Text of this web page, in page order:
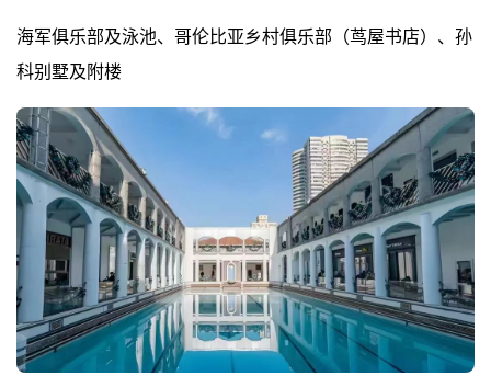
海军俱乐部及泳池、哥伦比亚乡村俱乐部（茑屋书店）、孙
科别墅及附楼